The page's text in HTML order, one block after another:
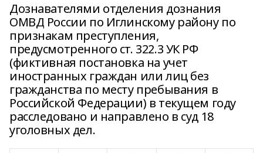
Дознавателями отделения дознания
ОМВД России по Иглинскому району по
признакам преступления,
предусмотренного ст. 322.3 УК РФ
(фиктивная постановка на учет
иностранных граждан или лиц без
гражданства по месту пребывания в
Российской Федерации) в текущем году
расследовано и направлено в суд 18
уголовных дел.